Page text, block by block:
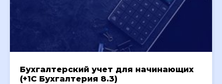
Бухгалтерский учет для начинающих
(+1C Бухгалтерия 8.3)